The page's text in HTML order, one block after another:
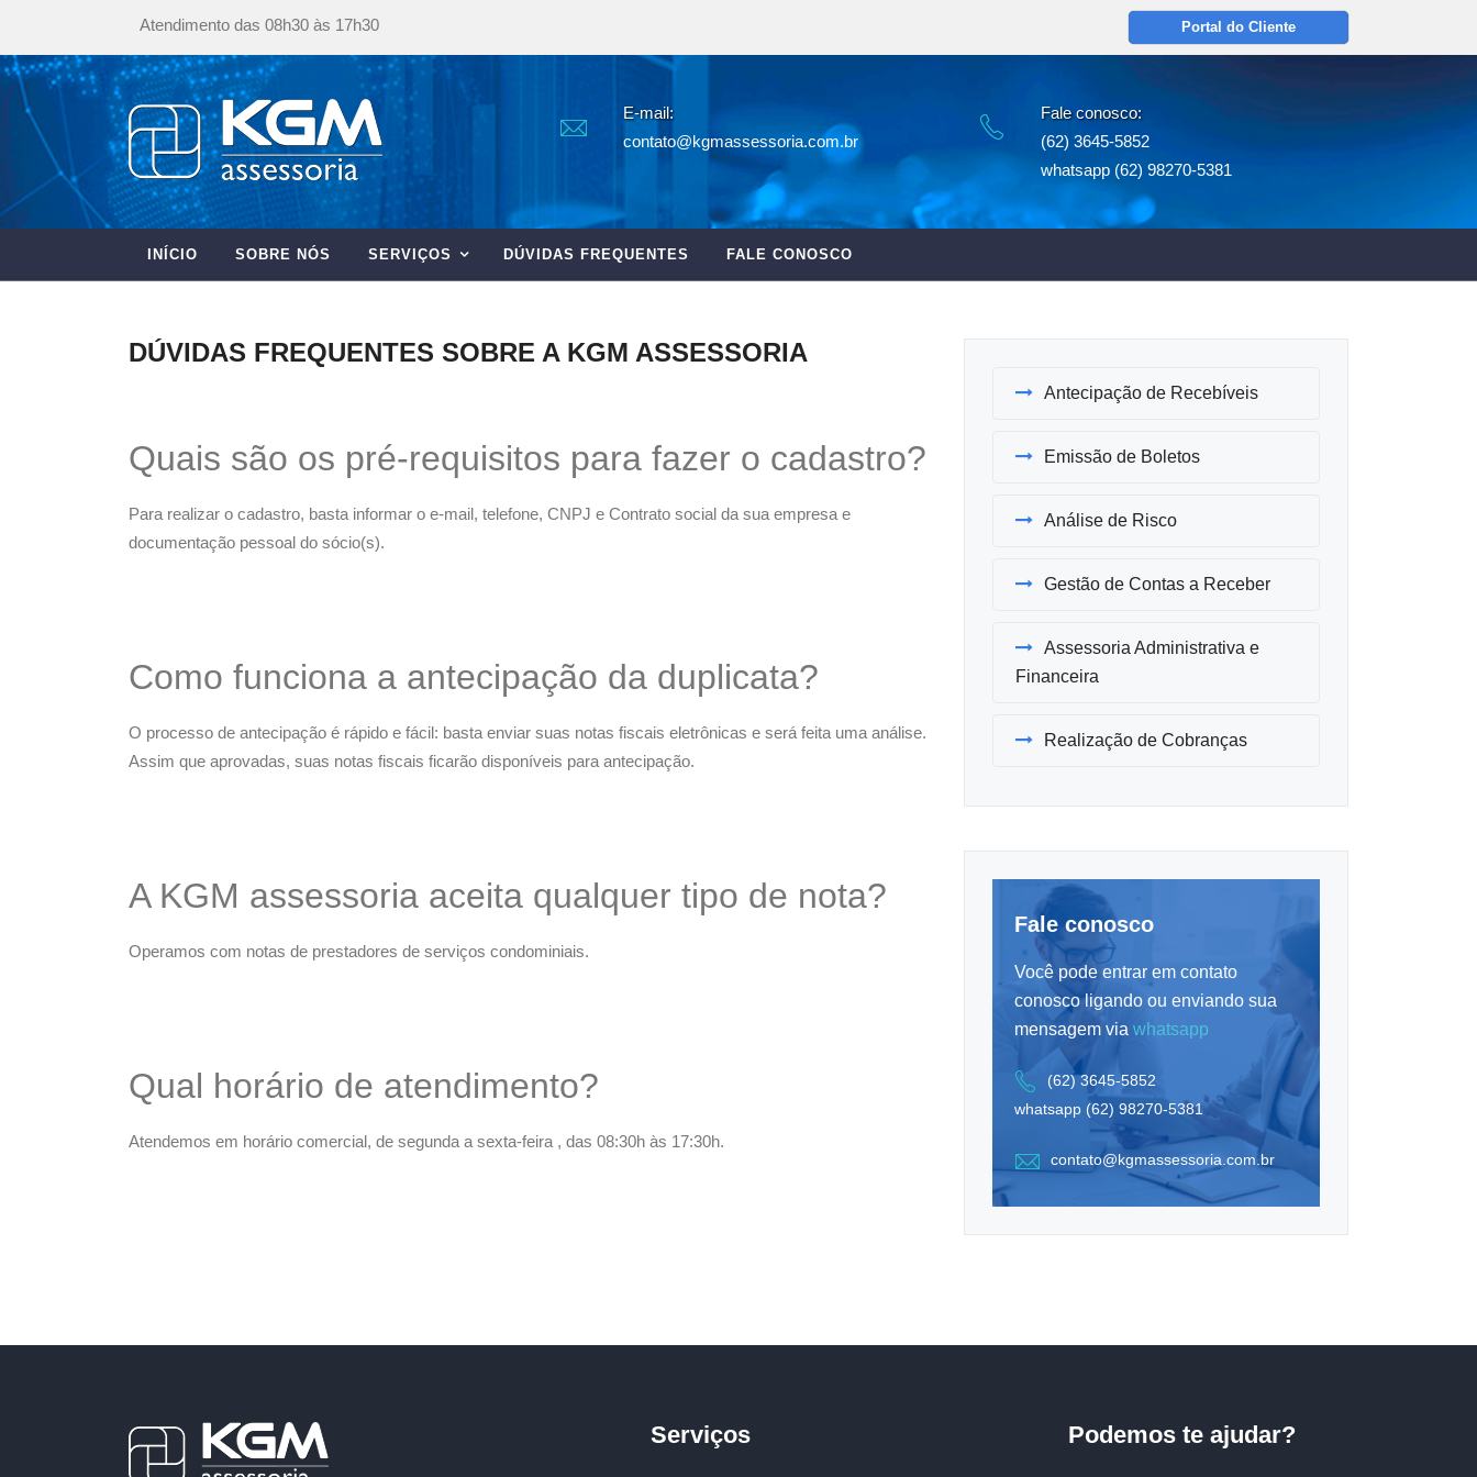
Atendimento das 08h30 às 17h30 Portal do Cliente
E-mail:
contato@kgmassessoria.com.br
Fale conosco:
(62) 3645-5852
whatsapp (62) 98270-5381
INÍCIO SOBRE NÓS SERVIÇOS DÚVIDAS FREQUENTES FALE CONOSCO
DÚVIDAS FREQUENTES SOBRE A KGM ASSESSORIA
Quais são os pré-requisitos para fazer o cadastro?
Para realizar o cadastro, basta informar o e-mail, telefone, CNPJ e Contrato social da sua empresa e
documentação pessoal do sócio(s).
Como funciona a antecipação da duplicata?
O processo de antecipação é rápido e fácil: basta enviar suas notas fiscais eletrônicas e será feita uma análise.
Assim que aprovadas, suas notas fiscais ficarão disponíveis para antecipação.
A KGM assessoria aceita qualquer tipo de nota?
Operamos com notas de prestadores de serviços condominiais.
Qual horário de atendimento?
Atendemos em horário comercial, de segunda a sexta-feira , das 08:30h às 17:30h.
Antecipação de Recebíveis
Emissão de Boletos
Análise de Risco
Gestão de Contas a Receber
Assessoria Administrativa e
Financeira
Realização de Cobranças
Fale conosco
Você pode entrar em contato
conosco ligando ou enviando sua
mensagem via whatsapp
(62) 3645-5852
whatsapp (62) 98270-5381
contato@kgmassessoria.com.br
Serviços Podemos te ajudar?